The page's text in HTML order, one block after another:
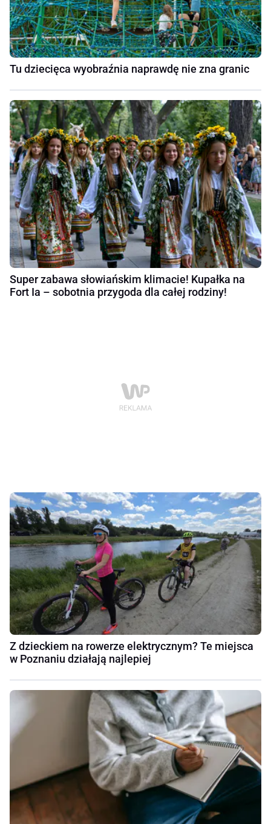
Tu dziecięca wyobraźnia naprawdę nie zna granic
Super zabawa słowiańskim klimacie! Kupałka na
Fort Ia – sobotnia przygoda dla całej rodziny!
Z dzieckiem na rowerze elektrycznym? Te miejsca
w Poznaniu działają najlepiej